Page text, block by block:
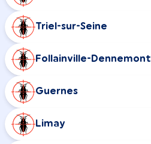
Triel-sur-Seine
Follainville-Dennemont
Guernes
Limay